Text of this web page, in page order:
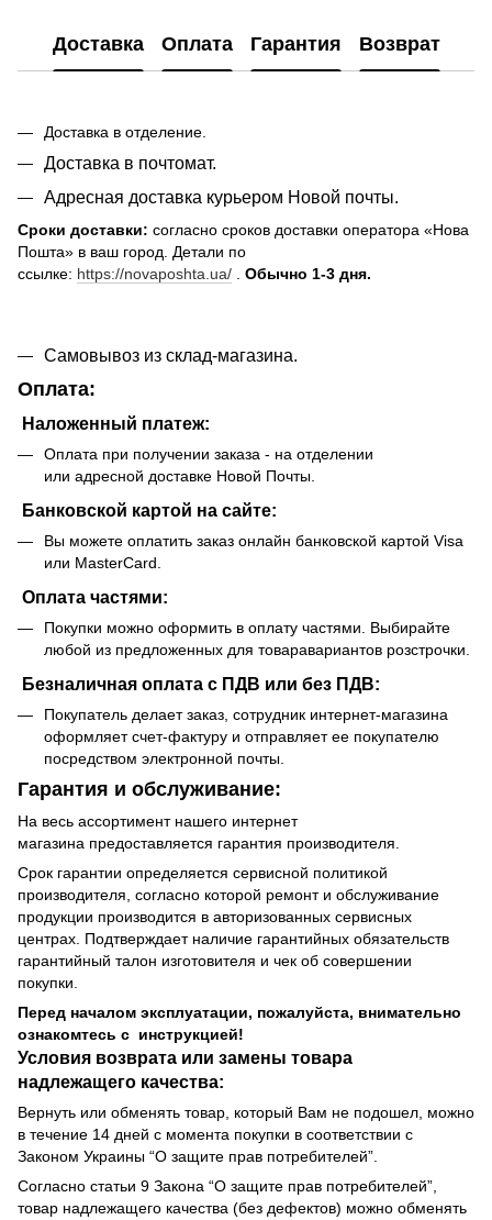
Доставка Оплата Гарантия Возврат
Доставка в отделение.
Доставка в почтомат.
Адресная доставка курьером Новой почты.
Сроки доставки: согласно сроков доставки оператора «Нова
Пошта» в ваш город. Детали по
ссылке: https://novaposhta.ua/ Обычно 1-3 дня.
Самовывоз из склад-магазина.
Оплата:
Наложенный платеж:
Оплата при получении заказа - на отделении
или адресной доставке Новой Почты.
Банковской картой на сайте:
Вы можете оплатить заказ онлайн банковской картой Visa
или MasterCard.
Оплата частями:
Покупки можно оформить в оплату частями. Выбирайте
любой из предложенных для товаравариантов розстрочки.
Безналичная оплата с ПДВ или без ПДВ:
Покупатель делает заказ, сотрудник интернет-магазина
оформляет счет-фактуру и отправляет ее покупателю
посредством электронной почты.
Гарантия и обслуживание:
На весь ассортимент нашего интернет
магазина предоставляется гарантия производителя.
Срок гарантии определяется сервисной политикой
производителя, согласно которой ремонт и обслуживание
продукции производится в авторизованных сервисных
центрах. Подтверждает наличие гарантийных обязательств
гарантийный талон изготовителя и чек об совершении
покупки.
Перед началом эксплуатации, пожалуйста, внимательно
ознакомтесь с инструкцией!
Условия возврата или замены товара
надлежащего качества:
Вернуть или обменять товар, который Вам не подошел, можно
в течение 14 дней с момента покупки в соответствии с
Законом Украины “О защите прав потребителей”.
Согласно статьи 9 Закона “О защите прав потребителей”,
товар надлежащего качества (без дефектов) можно обменять